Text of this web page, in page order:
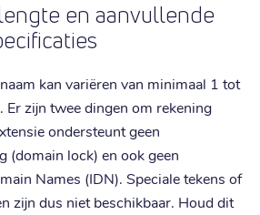
en aanvullende
kan variëren van minimaal 1 tot
Er zijn twee dingen om rekening
ondersteunt geen
(domain lock) en ook geen
Names (IDN). Speciale tekens of
zijn dus niet beschikbaar. Houd dit